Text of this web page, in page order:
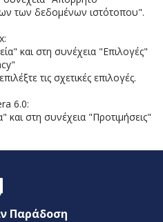
των δεδομένων ιστότοπου".
και στη συνέχεια "Επιλογές"
τις σχετικές επιλογές.
6.0:
και στη συνέχεια "Προτιμήσεις"
Παράδοση